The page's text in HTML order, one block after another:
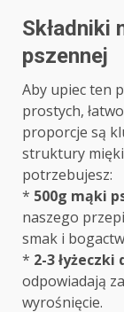
Składniki
pszennej
Aby upiec ten
prostych,
proporcje są
struktury
potrzebujesz:
* 500g mąki
naszego
smak i
* 2-3
odpowiadają
wyrośnięcie.